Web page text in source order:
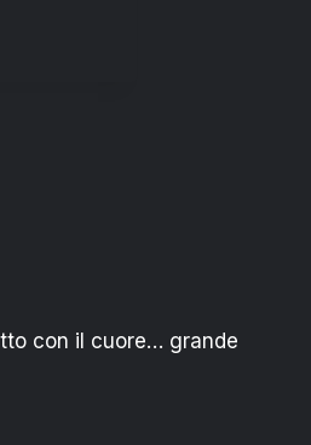
con il cuore… grande